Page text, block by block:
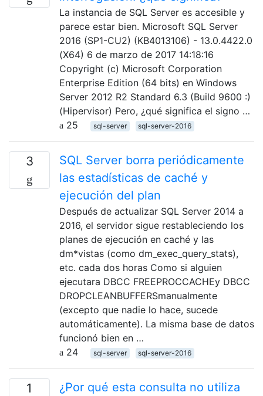
La instancia de SQL Server es accesible y
parece estar bien. Microsoft SQL Server
2016 (SP1-CU2) (KB4013106) - 13.0.4422.0
(X64) 6 de marzo de 2017 14:18:16
Copyright (c) Microsoft Corporation
Enterprise Edition (64 bits) en Windows
Server 2012 R2 Standard 6.3 (Build 9600 :)
(Hipervisor) Pero, ¿qué significa el signo …
25
sql-server sql-server-2016
3
SQL Server borra periódicamente
las estadísticas de caché y
ejecución del plan
Después de actualizar SQL Server 2014 a
2016, el servidor sigue restableciendo los
planes de ejecución en caché y las
dm*vistas (como dm_exec_query_stats),
etc. cada dos horas Como si alguien
ejecutara DBCC FREEPROCCACHEy DBCC
DROPCLEANBUFFERSmanualmente
(excepto que nadie lo hace, sucede
automáticamente). La misma base de datos
funcionó bien en …
24
sql-server sql-server-2016
1
¿Por qué esta consulta no utiliza